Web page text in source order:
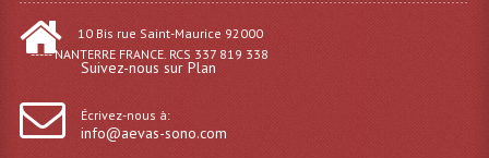
Projecteur Extérieur Multifaisceaux
Projecteurs À Leds D'extérieurs
10 Bis rue Saint-Maurice 92000
----- NANTERRE FRANCE. RCS 337 819 338
Suivez-nous sur Plan
Écrivez-nous à:
info@aevas-sono.com